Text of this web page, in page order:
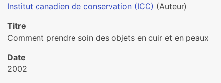
Institut canadien de conservation (ICC) (Auteur)
Titre
Comment prendre soin des objets en cuir et en peaux
Date
2002